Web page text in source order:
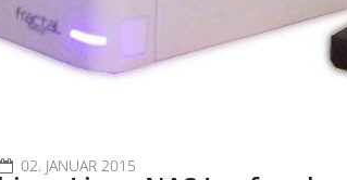
02. JANUAR 2015